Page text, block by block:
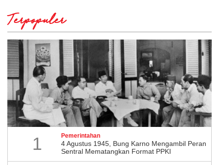
Terpopuler
1 Pemerintahan
4 Agustus 1945, Bung Karno Mengambil Peran
Sentral Mematangkan Format PPKI